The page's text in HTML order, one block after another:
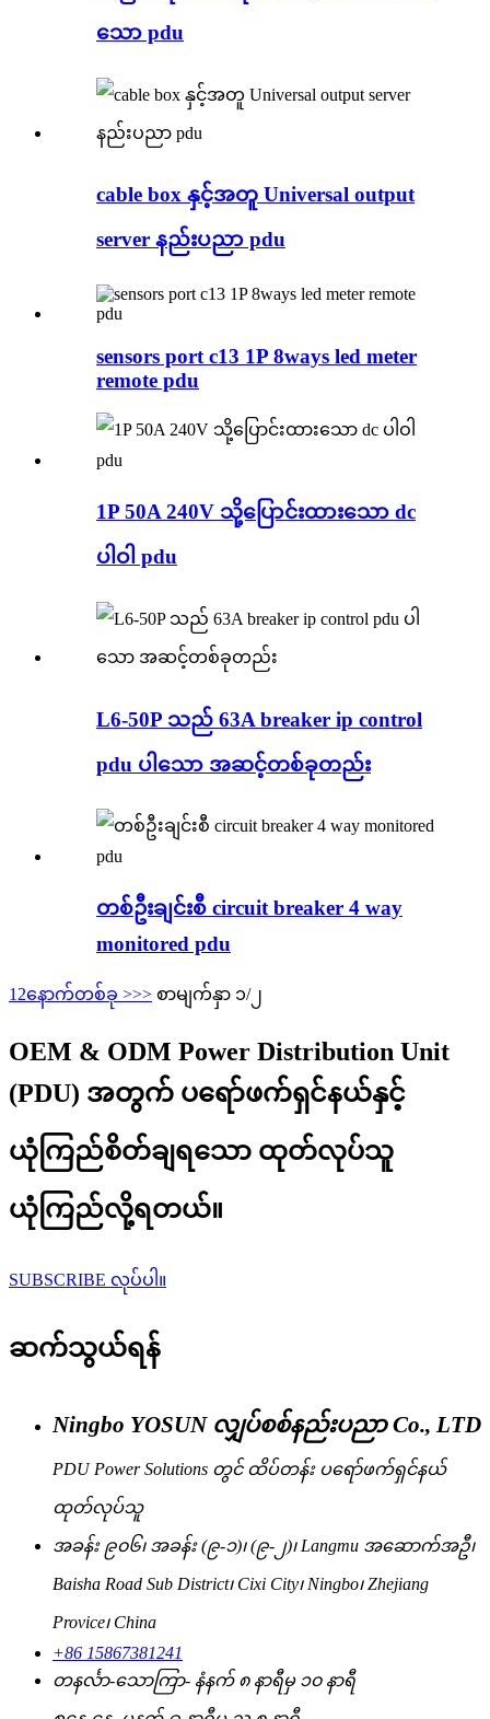
သော pdu
cable box နှင့်အတူ Universal output
server နည်းပညာ pdu
sensors port c13 1P 8ways led meter
remote pdu
1P 50A 240V သို့ပြောင်းထားသော dc
ပါဝါ pdu
L6-50P သည် 63A breaker ip control
pdu ပါသော အဆင့်တစ်ခုတည်း
တစ်ဦးချင်းစီ circuit breaker 4 way
monitored pdu
1 2နောက်တစ်ခု >>> စာမျက်နှာ ၁/၂
OEM & ODM Power Distribution Unit
(PDU) အတွက် ပရော်ဖက်ရှင်နယ်နှင့်
ယုံကြည်စိတ်ချရသော ထုတ်လုပ်သူ
ယုံကြည်လို့ရတယ်။
SUBSCRIBE လုပ်ပါ။
ဆက်သွယ်ရန်
Ningbo YOSUN လျှပ်စစ်နည်းပညာ Co., LTD
PDU Power Solutions တွင် ထိပ်တန်း ပရော်ဖက်ရှင်နယ်
ထုတ်လုပ်သူ
အခန်း ၉၀၆၊ အခန်း (၉-၁)၊ (၉-၂)၊ Langmu အဆောက်အဦ၊
Baisha Road Sub District၊ Cixi City၊ Ningbo၊ Zhejiang
Provice၊ China
+86 15867381241
တနင်္လာ-သောကြာ- နံနက် ၈ နာရီမှ ၁၀ နာရီ